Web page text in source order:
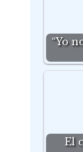
“Yo
El